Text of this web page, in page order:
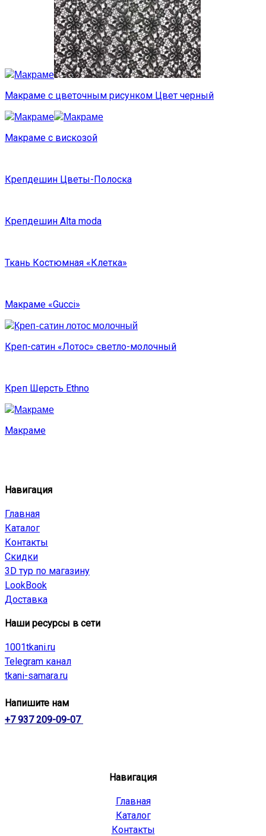
Макраме с цветочным рисунком Цвет черный
Макраме с вискозой
Крепдешин Цветы-Полоска
Крепдешин Alta moda
Ткань Костюмная «Клетка»
Макраме «Gucci»
Креп-сатин «Лотос» светло-молочный
Креп Шерсть Ethno
Макраме
Навигация
Главная
Каталог
Контакты
Скидки
3D тур по магазину
LookBook
Доставка
Наши ресурсы в сети
1001tkani.ru
Telegram канал
tkani-samara.ru
Напишите нам
+7 937 209-09-07
Навигация
Главная
Каталог
Контакты